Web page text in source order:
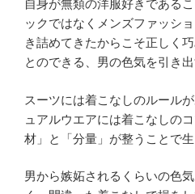
自身が無類の洋服好きである
ックではなくメンズファッシ
き詰めてきたからこそ正しく
とのできる、男の色気を引き
スーツには着こなしのルール
ュアルウエアには着こなしの
材」と「分量」が整うことで
男から嫉妬されるくらいの色